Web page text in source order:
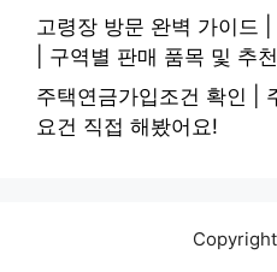
고령장 방문 완벽 가이드
| 구역별 판매 품목 및 추
주택연금가입조건 확인 |
요건 직접 해봤어요!